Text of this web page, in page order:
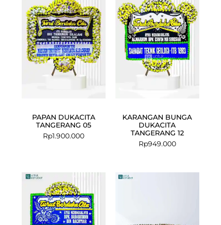
PAPAN DUKACITA
TANGERANG 05
Rp1.900.000
KARANGAN BUNGA
DUKACITA
TANGERANG 12
Rp949.000